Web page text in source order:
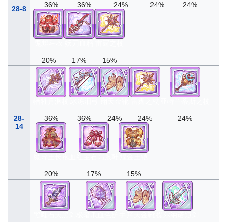
28-8 36% 36% 24% 24% 24%
20% 17% 15%
28-
14
36% 36% 24% 24% 24%
20% 17% 15%